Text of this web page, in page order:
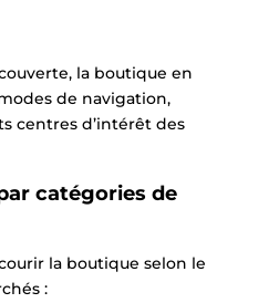
la boutique en
de navigation,
centres d’intérêt des
catégories de
la boutique selon le
: